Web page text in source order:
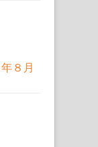
８月